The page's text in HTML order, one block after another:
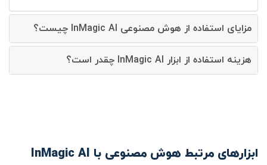
مزایای استفاده از هوش مصنوعی InMagic AI چیست؟
هزینه استفاده از ابزار InMagic AI چقدر است؟
ابزارهای مرتبط هوش مصنوعی با InMagic AI